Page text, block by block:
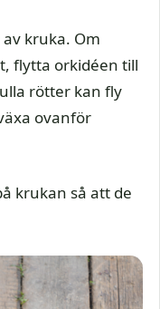
kruka. Om
flytta orkidéen till
rötter kan fly
ovanför
krukan så att de